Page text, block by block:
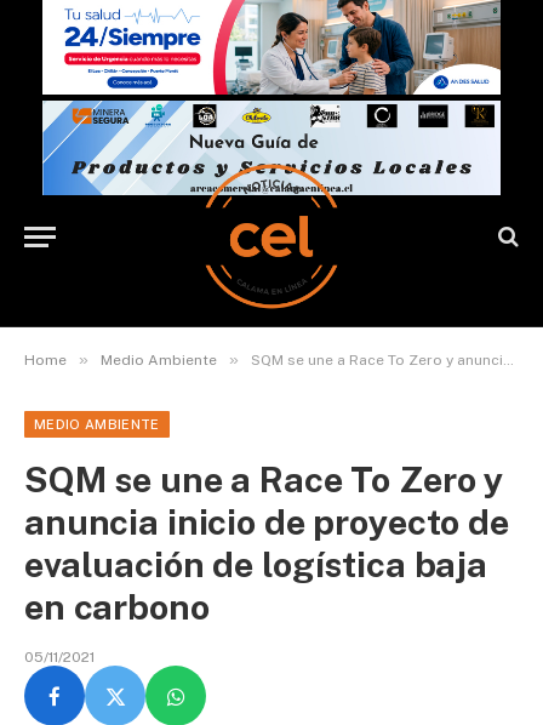
Home » Medio Ambiente » SQM se une a Race To Zero y anuncia inicio de proyecto de evaluación de logística baja en carbono
MEDIO AMBIENTE
SQM se une a Race To Zero y
anuncia inicio de proyecto de
evaluación de logística baja
en carbono
05/11/2021